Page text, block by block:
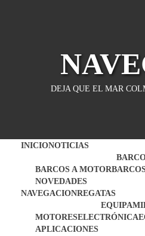
DEJA QUE EL MAR
INICIONOTICIAS
BARCOS A MOTOR
NOVEDADES
NAVEGACIONREGATAS
MOTORESELECTRÓNICA
APLICACIONES